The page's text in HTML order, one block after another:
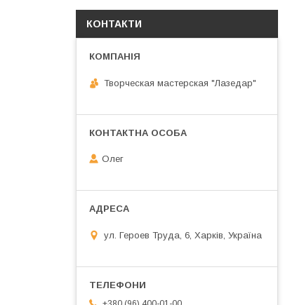
КОНТАКТИ
Творческая мастерская "Лазедар"
Олег
ул. Героев Труда, 6, Харків, Україна